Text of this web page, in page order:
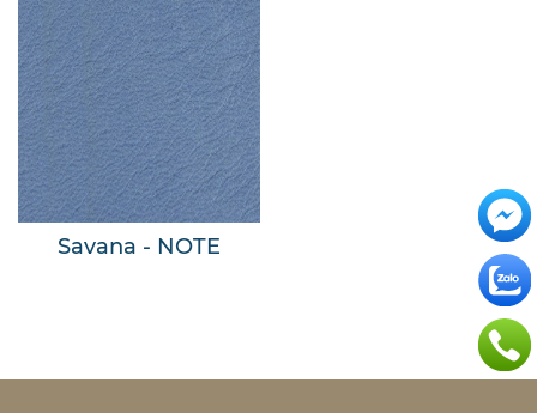
Savana - NOTE